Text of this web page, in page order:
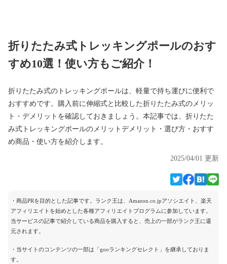
折りたたみ式トレッキングポールのおす
すめ10選！使い方もご紹介！
折りたたみ式のトレッキングポールは、軽量で持ち運びに便利で
おすすめです。購入前に伸縮式と比較した折りたたみ式のメリッ
ト・デメリットを確認しておきましょう。本記事では、折りたた
み式トレッキングポールのメリットデメリット・選び方・おすす
め商品・使い方を紹介します。
2025/04/01 更新
・商品PRを目的とした記事です。ランク王は、Amazon.co.jpアソシエイト、楽天
アフィリエイトを始めとした各種アフィリエイトプログラムに参加しています。
当サービスの記事で紹介している商品を購入すると、売上の一部がランク王に還
元されます。
・当サイトのコンテンツの一部は「gooランキングセレクト」を継承しておりま
す。